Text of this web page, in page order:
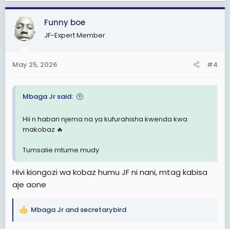
a
c
t
i
s
Funny boe
JF-Expert Member
May 25, 2026 #4
Mbaga Jr said:
Hii n habari njema na ya kufurahisha kwenda kwa
makobaz 🔥
Tumsalie mtume mudy
Hivi kiongozi wa kobaz humu JF ni nani, mtag kabisa
aje aone
R
Mbaga Jr and secretarybird